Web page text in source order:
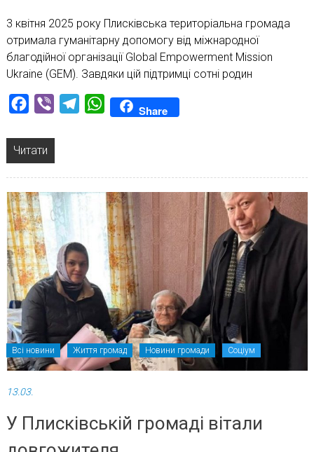
3 квітня 2025 року Плисківська територіальна громада
отримала гуманітарну допомогу від міжнародної
благодійної організації Global Empowerment Mission
Ukraine (GEM). Завдяки цій підтримці сотні родин
Facebook
Viber TelegramWhatsAppShare
Читати
Всі новини Життя громад Новини громади Соціум
13.03.
У Плисківській громаді вітали